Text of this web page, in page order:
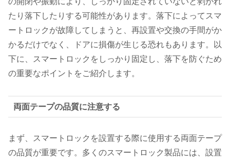
たり落下したりする可能性があります。落下によってスマ
ートロックが故障してしまうと、再設置や交換の手間がか
かるだけでなく、ドアに損傷が生じる恐れもあります。以
下に、スマートロックをしっかり固定し、落下を防ぐため
の重要なポイントをご紹介します。
両面テープの品質に注意する
まず、スマートロックを設置する際に使用する両面テープ
の品質が重要です。多くのスマートロック製品には、設置